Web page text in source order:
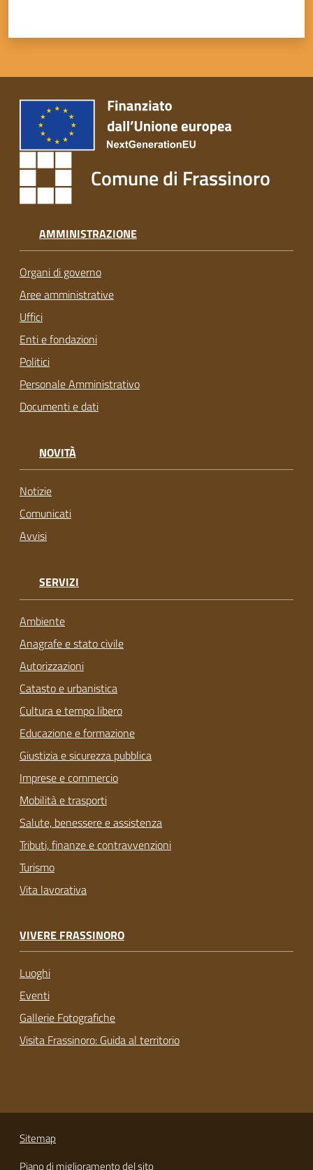
Comune di Frassinoro
AMMINISTRAZIONE
Organi di governo
Aree amministrative
Uffici
Enti e fondazioni
Politici
Personale Amministrativo
Documenti e dati
NOVITÀ
Notizie
Comunicati
Avvisi
SERVIZI
Ambiente
Anagrafe e stato civile
Autorizzazioni
Catasto e urbanistica
Cultura e tempo libero
Educazione e formazione
Giustizia e sicurezza pubblica
Imprese e commercio
Mobilità e trasporti
Salute, benessere e assistenza
Tributi, finanze e contravvenzioni
Turismo
Vita lavorativa
VIVERE FRASSINORO
Luoghi
Eventi
Gallerie Fotografiche
Visita Frassinoro: Guida al territorio
Sitemap
Piano di miglioramento del sito